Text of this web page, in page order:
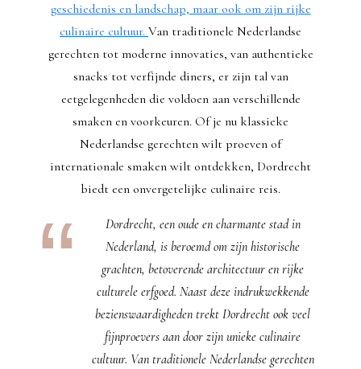
geschiedenis en landschap, maar ook om zijn rijke
culinaire cultuur. Van traditionele Nederlandse
gerechten tot moderne innovaties, van authentieke
snacks tot verfijnde diners, er zijn tal van
eetgelegenheden die voldoen aan verschillende
smaken en voorkeuren. Of je nu klassieke
Nederlandse gerechten wilt proeven of
internationale smaken wilt ontdekken, Dordrecht
biedt een onvergetelijke culinaire reis.
Dordrecht, een oude en charmante stad in
Nederland, is beroemd om zijn historische
grachten, betoverende architectuur en rijke
culturele erfgoed. Naast deze indrukwekkende
bezienswaardigheden trekt Dordrecht ook veel
fijnproevers aan door zijn unieke culinaire
cultuur. Van traditionele Nederlandse gerechten